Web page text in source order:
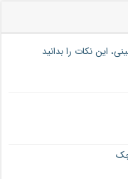
این نکات را بدانید